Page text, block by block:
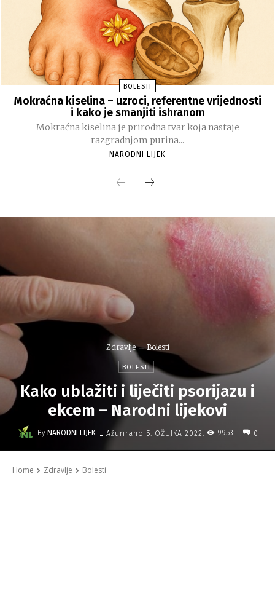
BOLESTI
Mokraćna kiselina – uzroci, referentne vrijednosti
i kako je smanjiti ishranom
Mokraćna kiselina je prirodna tvar koja nastaje
razgradnjom purina...
NARODNI LIJEK